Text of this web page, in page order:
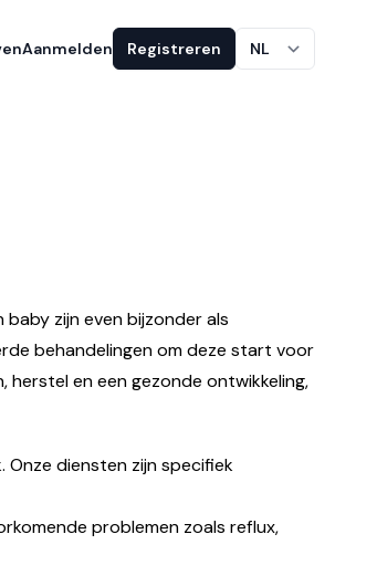
Aanmelden Registreren NL
zijn even bijzonder als
behandelingen om deze start voor
herstel en een gezonde ontwikkeling,
Onze diensten zijn specifiek
problemen zoals reflux,